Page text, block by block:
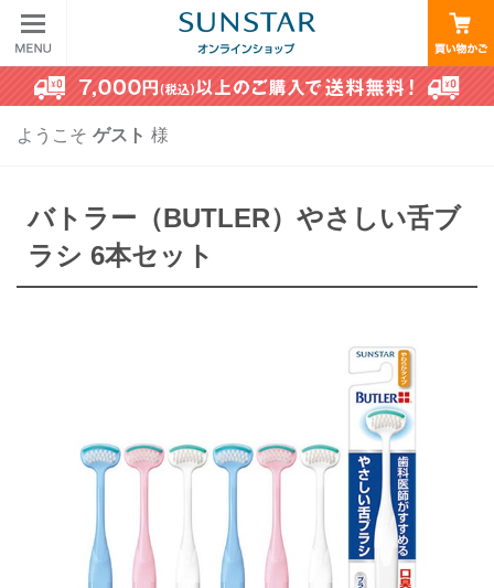
ようこそ ゲスト 様
バトラー（BUTLER）やさしい舌ブ
ラシ 6本セット